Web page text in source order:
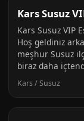
Kars Susuz
Kars Susuz VIP
Hoş geldiniz
meşhur Susuz
biraz daha
Kars / Susuz